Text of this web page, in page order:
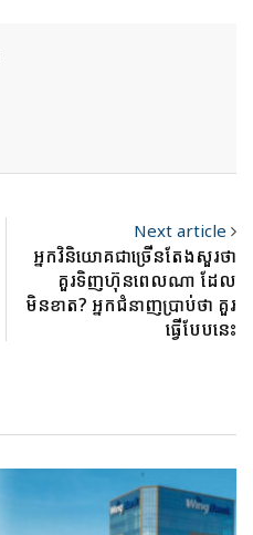
Next article
អ្នកវិនិយោគជាច្រើនតែងសួរថា
គួរទិញហ៊ុនពេលណា ដែល
មិនខាត? អ្នកជំនាញប្រាប់ថា គួរ
ធ្វើបែបនេះ